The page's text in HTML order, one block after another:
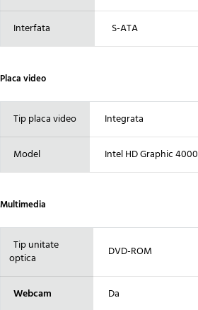
Interfata S-ATA
Placa video
Tip placa video Integrata
Model Intel HD Graphic 4000
Multimedia
Tip unitate
optica
DVD-ROM
Webcam Da